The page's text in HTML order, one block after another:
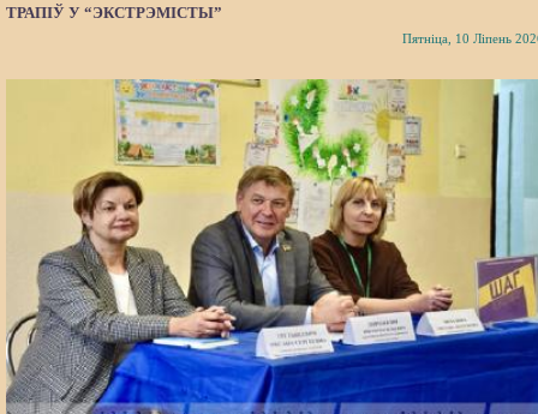
ТРАПІЎ У “ЭКСТРЭМІСТЫ”
Пятніца, 10 Ліпень